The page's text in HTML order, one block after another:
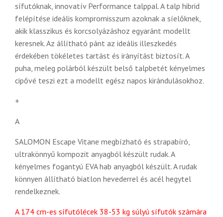
sífutóknak, innovatív Performance talppal. A talp hibrid
felépítése ideális kompromisszum azoknak a síelőknek,
akik klasszikus és korcsolyázáshoz egyaránt modellt
keresnek. Az állítható pánt az ideális illeszkedés
érdekében tökéletes tartást és irányítást biztosít. A
puha, meleg polárból készült belső talpbetét kényelmes
cipővé teszi ezt a modellt egész napos kirándulásokhoz.
+
A
SALOMON Escape Vitane megbízható és strapabíró,
ultrakönnyű kompozit anyagból készült rudak. A
kényelmes fogantyú EVA hab anyagból készült. A rudak
könnyen állítható biatlon hevederrel és acél hegytel
rendelkeznek.
A 174 cm-es sífutólécek 38-53 kg súlyú sífutók számára